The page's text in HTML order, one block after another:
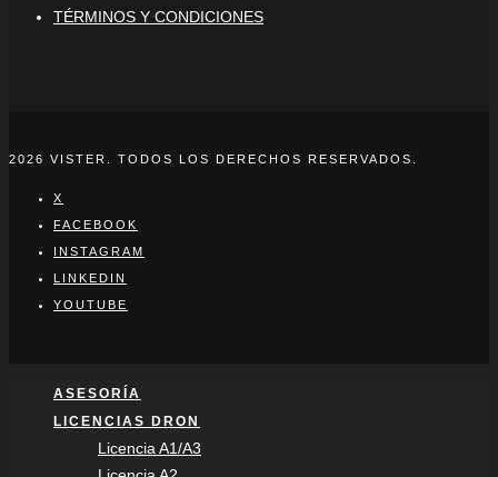
TÉRMINOS Y CONDICIONES
2026 VISTER. TODOS LOS DERECHOS RESERVADOS.
X
FACEBOOK
INSTAGRAM
LINKEDIN
YOUTUBE
ASESORÍA
LICENCIAS DRON
Licencia A1/A3